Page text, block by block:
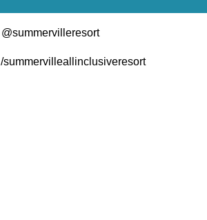
@summervilleresort
/summervilleallinclusiveresort